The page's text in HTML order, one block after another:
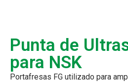
Punta de
para NSK
Portafresas FG utilizado para